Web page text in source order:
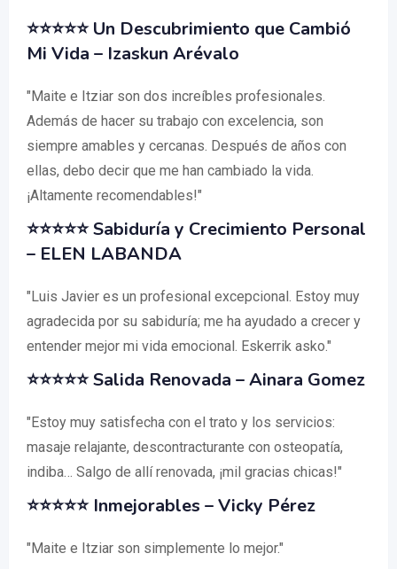
⭐⭐⭐⭐⭐Un Descubrimiento que Cambió
Mi Vida – Izaskun Arévalo
"Maite e Itziar son dos increíbles profesionales.
Además de hacer su trabajo con excelencia, son
siempre amables y cercanas. Después de años con
ellas, debo decir que me han cambiado la vida.
¡Altamente recomendables!"
⭐⭐⭐⭐⭐Sabiduría y Crecimiento Personal
– ELEN LABANDA
"Luis Javier es un profesional excepcional. Estoy muy
agradecida por su sabiduría; me ha ayudado a crecer y
entender mejor mi vida emocional. Eskerrik asko."
⭐⭐⭐⭐⭐Salida Renovada – Ainara Gomez
"Estoy muy satisfecha con el trato y los servicios:
masaje relajante, descontracturante con osteopatía,
indiba… Salgo de allí renovada, ¡mil gracias chicas!"
⭐⭐⭐⭐⭐ Inmejorables – Vicky Pérez
"Maite e Itziar son simplemente lo mejor."